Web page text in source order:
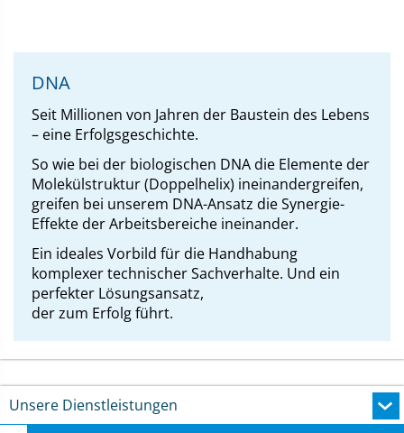
DNA
Seit Millionen von Jahren der Baustein des Lebens
– eine Erfolgsgeschichte.
So wie bei der biologischen DNA die Elemente der
Molekülstruktur (Doppelhelix) ineinandergreifen,
greifen bei unserem DNA-Ansatz die Synergie-
Effekte der Arbeitsbereiche ineinander.
Ein ideales Vorbild für die Handhabung
komplexer technischer Sachverhalte. Und ein
perfekter Lösungsansatz,
der zum Erfolg führt.
Unsere Dienstleistungen